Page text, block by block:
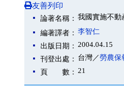
友善列印
論著名稱： 我國實施不動
編著譯者： 李智仁
出版日期： 2004.04.15
刊登出處： 台灣／勞農保
頁 數： 21